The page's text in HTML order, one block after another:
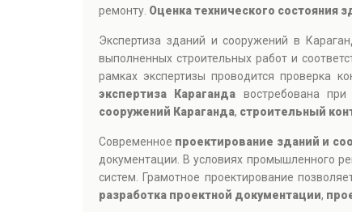
ремонту. Оценка технического состояния
Экспертиза зданий и сооружений в
выполненных строительных работ и
рамках экспертизы проводится проверка
экспертиза Караганда востребована при
сооружений Караганда, строительный
Современное проектирование зданий и
документации. В условиях промышленного
систем. Грамотное проектирование
разработка проектной документации,